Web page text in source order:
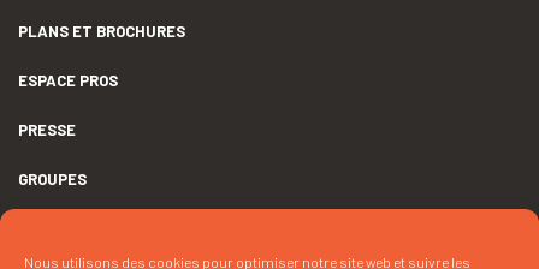
Nous utilisons des cookies pour optimiser notre site web et suivre les
PLANS ET BROCHURES
ESPACE PROS
PRESSE
GROUPES